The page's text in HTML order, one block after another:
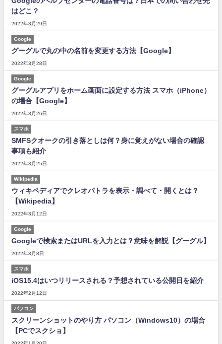
はどこ？
2022年3月29日
Google
グーグルで丸の中の名前を変更する方法【Google】
2022年3月28日
Google
グーグルアプリをホーム画面に設定する方法 スマホ（iPhone）
の場合【Google】
2022年3月26日
スマホ
SMFSクオークの引き落としは何？身に覚えがない場合の確認
事項も紹介
2022年3月25日
Wikipedia
ウィキペディアでクレオパトラを表示・調べて・開くとは？
【Wikipedia】
2022年3月12日
Google
Googleで検索またはURLを入力とは？意味を解説【グーグル】
2022年3月8日
スマホ
iOS15.4はいつリリースされる？予想されている公開日を紹介
2022年2月12日
パソコン
スクリーンショットのやり方 パソコン（Windows10）の場合
【PCでスクショ】